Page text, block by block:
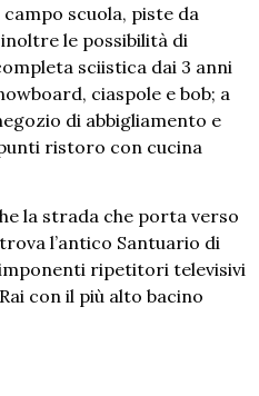
scuola, piste da
le possibilità di
sciistica dai 3 anni
ciaspole e bob; a
di abbigliamento e
ristoro con cucina
la strada che porta verso
l’antico Santuario di
imponenti ripetitori televisivi
con il più alto bacino